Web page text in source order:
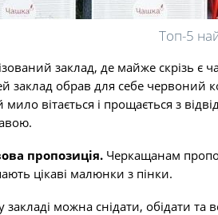
Топ-5
заклад, де майже скрізь є
заклад обрав для себе червоний
вітається і прощається з
пропозиція. Черкащанам
цікаві малюнки з пінки.
закладі можна снідати, обідати